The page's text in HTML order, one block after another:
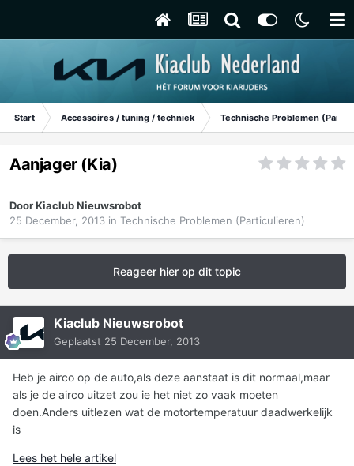
Start Accessoires / tuning / techniek Technische Problemen
Aanjager (Kia)
DoorKiaclub Nieuwsrobot
25 December, 2013 in Technische Problemen (Particulieren)
Reageer hier op dit topic
Kiaclub Nieuwsrobot
Geplaatst 25 December, 2013
Heb je airco op de auto,als deze aanstaat is dit normaal,maar
als je de airco uitzet zou ie het niet zo vaak moeten
doen.Anders uitlezen wat de motortemperatuur daadwerkelijk
is
Lees het hele artikel